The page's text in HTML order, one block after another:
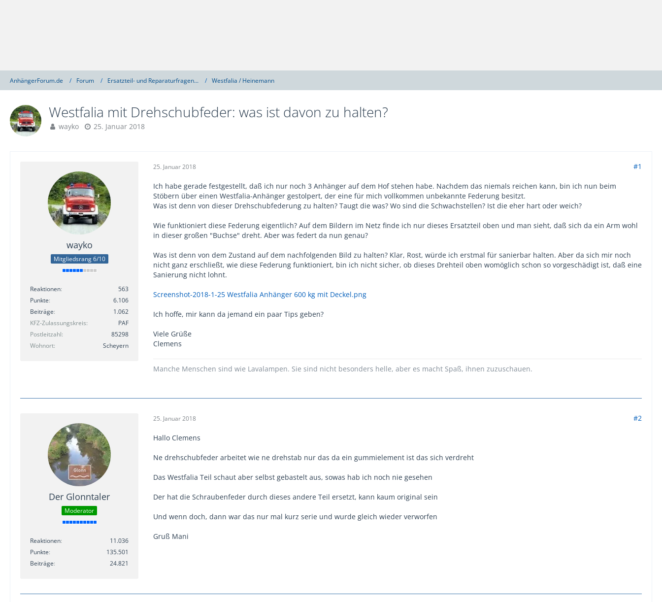
AnhängerForum.de Forum Ersatzteil- und Reparaturfragen... Westfalia / Heinemann
Westfalia mit Drehschubfeder: was ist davon zu halten?
wayko 25. Januar 2018
wayko
Mitgliedsrang 6/10
Reaktionen
563
Punkte
6.106
Beiträge
1.062
KFZ-Zulassungskreis
PAF
Postleitzahl
85298
Wohnort
Scheyern
25. Januar 2018 #1
Ich habe gerade festgestellt, daß ich nur noch 3 Anhänger auf dem Hof stehen habe. Nachdem das niemals reichen kann, bin ich nun beim
Stöbern über einen Westfalia-Anhänger gestolpert, der eine für mich vollkommen unbekannte Federung besitzt.
Was ist denn von dieser Drehschubfederung zu halten? Taugt die was? Wo sind die Schwachstellen? Ist die eher hart oder weich?
Wie funktioniert diese Federung eigentlich? Auf dem Bildern im Netz finde ich nur dieses Ersatzteil oben und man sieht, daß sich da ein Arm wohl
in dieser großen "Buchse" dreht. Aber was federt da nun genau?
Was ist denn von dem Zustand auf dem nachfolgenden Bild zu halten? Klar, Rost, würde ich erstmal für sanierbar halten. Aber da sich mir noch
nicht ganz erschließt, wie diese Federung funktioniert, bin ich nicht sicher, ob dieses Drehteil oben womöglich schon so vorgeschädigt ist, daß eine
Sanierung nicht lohnt.
Screenshot-2018-1-25 Westfalia Anhänger 600 kg mit Deckel.png
Ich hoffe, mir kann da jemand ein paar Tips geben?
Viele Grüße
Clemens
Manche Menschen sind wie Lavalampen. Sie sind nicht besonders helle, aber es macht Spaß, ihnen zuzuschauen.
Der Glonntaler
Moderator
Reaktionen
11.036
Punkte
135.501
Beiträge
24.821
25. Januar 2018 #2
Hallo Clemens
Ne drehschubfeder arbeitet wie ne drehstab nur das da ein gummielement ist das sich verdreht
Das Westfalia Teil schaut aber selbst gebastelt aus, sowas hab ich noch nie gesehen
Der hat die Schraubenfeder durch dieses andere Teil ersetzt, kann kaum original sein
Und wenn doch, dann war das nur mal kurz serie und wurde gleich wieder verworfen
Gruß Mani